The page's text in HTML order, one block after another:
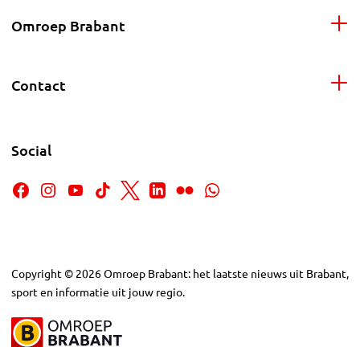
Omroep Brabant
Contact
Social
Copyright © 2026Omroep Brabant: het laatste nieuws uit Brabant,
sport en informatie uit jouw regio.